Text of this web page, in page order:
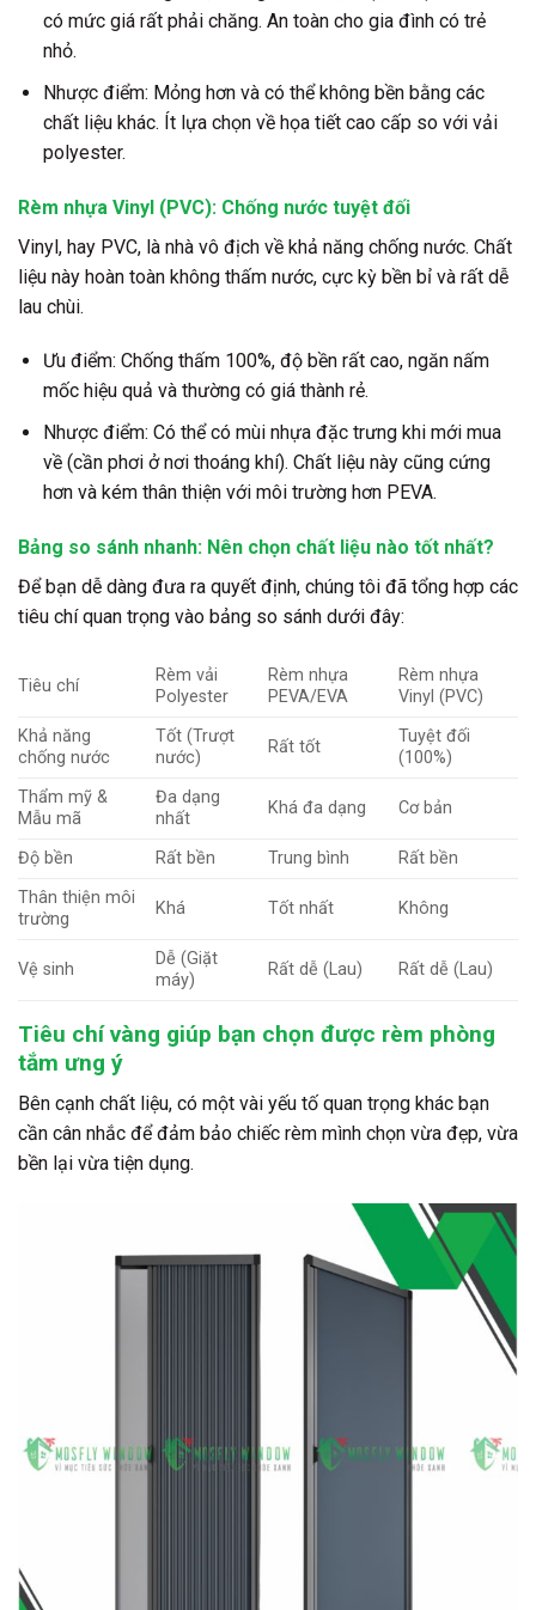
có mức giá rất phải chăng. An toàn cho gia đình có trẻ
nhỏ.
Nhược điểm: Mỏng hơn và có thể không bền bằng các
chất liệu khác. Ít lựa chọn về họa tiết cao cấp so với vải
polyester.
Rèm nhựa Vinyl (PVC): Chống nước tuyệt đối
Vinyl, hay PVC, là nhà vô địch về khả năng chống nước. Chất
liệu này hoàn toàn không thấm nước, cực kỳ bền bỉ và rất dễ
lau chùi.
Ưu điểm: Chống thấm 100%, độ bền rất cao, ngăn nấm
mốc hiệu quả và thường có giá thành rẻ.
Nhược điểm: Có thể có mùi nhựa đặc trưng khi mới mua
về (cần phơi ở nơi thoáng khí). Chất liệu này cũng cứng
hơn và kém thân thiện với môi trường hơn PEVA.
Bảng so sánh nhanh: Nên chọn chất liệu nào tốt nhất?
Để bạn dễ dàng đưa ra quyết định, chúng tôi đã tổng hợp các
tiêu chí quan trọng vào bảng so sánh dưới đây:
Tiêu chí
Rèm vải
Polyester
Rèm nhựa
PEVA/EVA
Rèm nhựa
Vinyl (PVC)
Khả năng
chống nước
Tốt (Trượt
nước)
Rất tốt
Tuyệt đối
(100%)
Thẩm mỹ &
Mẫu mã
Đa dạng
nhất
Khá đa dạng Cơ bản
Độ bền Rất bền Trung bình
Rất bền
Thân thiện môi
trường
Khá Tốt nhất Không
Vệ sinh
Dễ (Giặt
máy)
Rất dễ (Lau) Rất dễ (Lau)
Tiêu chí vàng giúp bạn chọn được rèm phòng
tắm ưng ý
Bên cạnh chất liệu, có một vài yếu tố quan trọng khác bạn
cần cân nhắc để đảm bảo chiếc rèm mình chọn vừa đẹp, vừa
bền lại vừa tiện dụng.